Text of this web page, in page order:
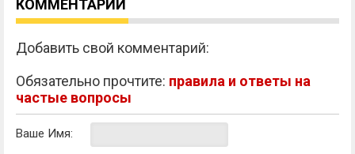
КОММЕНТАРИИ
Добавить свой комментарий:
Обязательно прочтите: правила и ответы на
частые вопросы
Ваше Имя: